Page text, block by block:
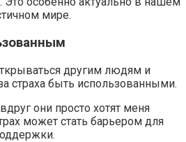
мире.
другим людям и
страха быть использованными.
они просто хотят меня
может стать барьером для